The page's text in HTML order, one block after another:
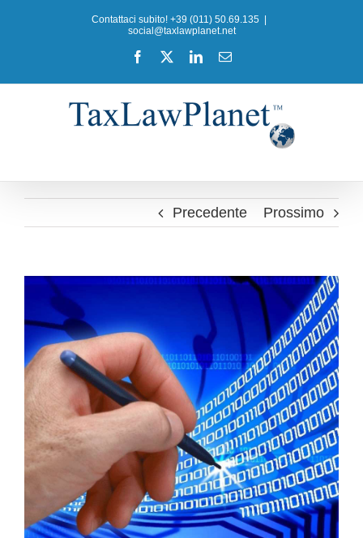
Contattaci subito! +39 (011) 50.69.135
social@taxlawplanet.net
Facebook LinkedInEmail
Precedente Prossimo
Ingrandisci
immagine